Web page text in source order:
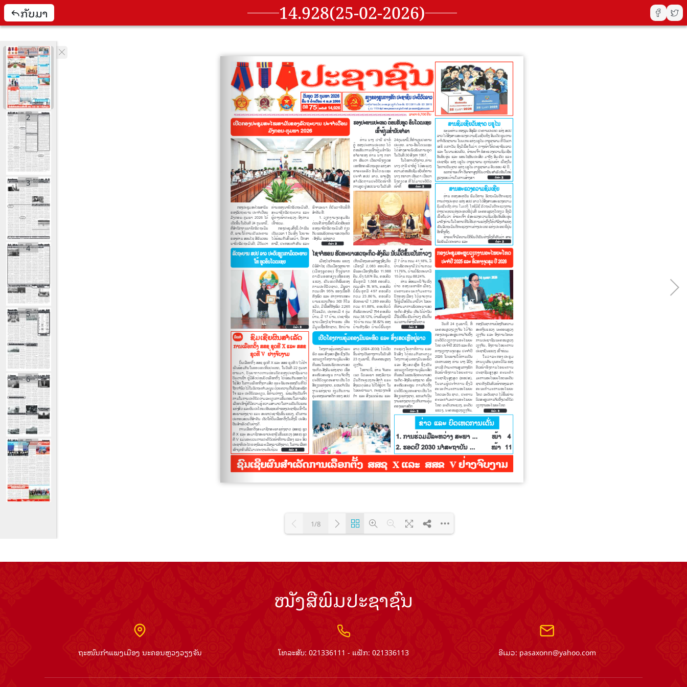
ກັບມາ 14.928(25-02-2026)
1/8
1
2
3
4
5
6
7
ໜັງສືພິມປະຊາຊົນ
ຖະໜົນກຳແພງເມືອງ ນະຄອນຫຼວງວຽງຈັນ ໂທລະສັບ: 021336111 - ແຟັກ: 021336113 ອີເມວ: pasaxonn@yahoo.com